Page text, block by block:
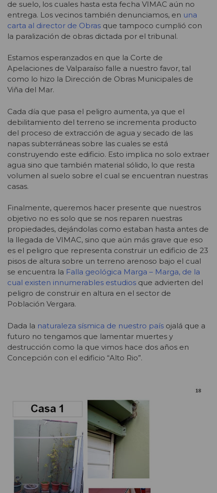
de suelo, los cuales hasta esta fecha VIMAC aún no
entrega. Los vecinos también denunciamos, en una
carta al director de Obras que tampoco cumplió con
la paralización de obras dictada por el tribunal.
Estamos esperanzados en que la Corte de
Apelaciones de Valparaíso falle a nuestro favor, tal
como lo hizo la Dirección de Obras Municipales de
Viña del Mar.
Cada día que pasa el peligro aumenta, ya que el
debilitamiento del terreno se incrementa producto
del proceso de extracción de agua y secado de las
napas subterráneas sobre las cuales se está
construyendo este edificio. Esto implica no solo extraer
agua sino que también material sólido, lo que resta
volumen al suelo sobre el cual se encuentran nuestras
casas.
Finalmente, queremos hacer presente que nuestros
objetivo no es solo que se nos reparen nuestras
propiedades, dejándolas como estaban hasta antes de
la llegada de VIMAC, sino que aún más grave que eso
es el peligro que representa construir un edificio de 23
pisos de altura sobre un terreno arenoso bajo el cual
se encuentra la Falla geológica Marga – Marga, de la
cual existen innumerables estudios que advierten del
peligro de construir en altura en el sector de
Población Vergara.
Dada la naturaleza sísmica de nuestro país ojalá que a
futuro no tengamos que lamentar muertes y
destrucción como la que vimos hace dos años en
Concepción con el edificio “Alto Rio”.